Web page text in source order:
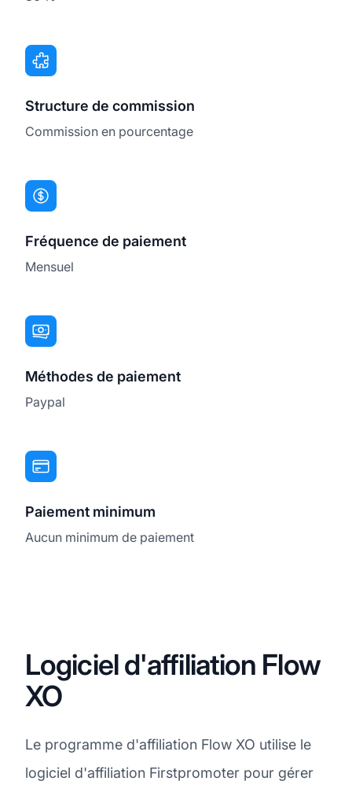
Structure de commission
Commission en pourcentage
Fréquence de paiement
Mensuel
Méthodes de paiement
Paypal
Paiement minimum
Aucun minimum de paiement
Logiciel d'affiliation Flow
XO
Le programme d'affiliation Flow XO utilise le
logiciel d'affiliation Firstpromoter pour gérer